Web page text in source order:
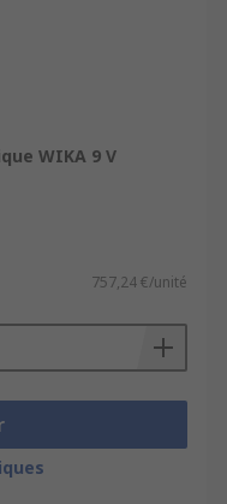
WIKA 9 V
757,24 €/unité